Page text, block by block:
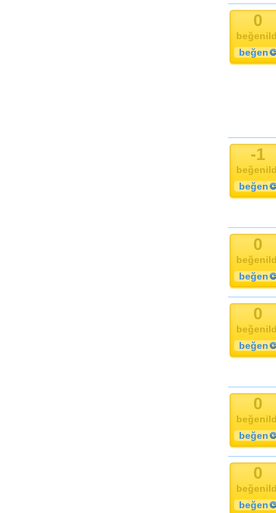
0
beğen
-1
beğen
0
beğen
0
beğen
0
beğen
0
beğen